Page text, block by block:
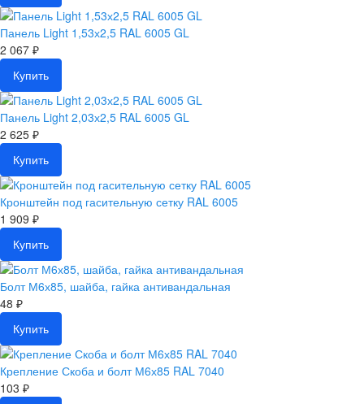
Панель Light 1,53х2,5 RAL 6005 GL
2 067 ₽
Купить
Панель Light 2,03х2,5 RAL 6005 GL
2 625 ₽
Купить
Кронштейн под гасительную сетку RAL 6005
1 909 ₽
Купить
Болт М6х85, шайба, гайка антивандальная
48 ₽
Купить
Крепление Скоба и болт М6х85 RAL 7040
103 ₽